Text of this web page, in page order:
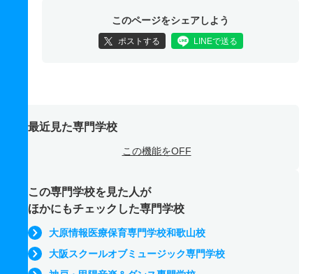
このページをシェアしよう
ポストする LINEで送る
最近見た専門学校
この機能をOFF
この専門学校を見た人が
ほかにもチェックした専門学校
大原情報医療保育専門学校和歌山校
大阪スクールオブミュージック専門学校